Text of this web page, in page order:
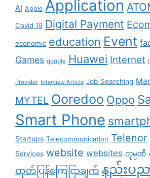
AI Apple Application
Covid 19 Digital Payment
economic education Event
Games google Huawei Internet
Provider Interview Article Job Searching
MYTEL Ooredoo Oppo
Smart Phone
Startups Telecommunication Telenor
Services website websites ကုမ္ပဏီ
ထုတ်ပြန်ကြေငြာချက် နည်းပည